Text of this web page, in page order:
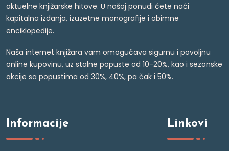
aktuelne knjižarske hitove. U našoj ponudi ćete naći
kapitalna izdanja, izuzetne monografije i obimne
enciklopedije.
Naša internet knjižara vam omogućava sigurnu i povoljnu
online kupovinu, uz stalne popuste od 10-20%, kao i sezonske
akcije sa popustima od 30%, 40%, pa čak i 50%.
Informacije Linkovi